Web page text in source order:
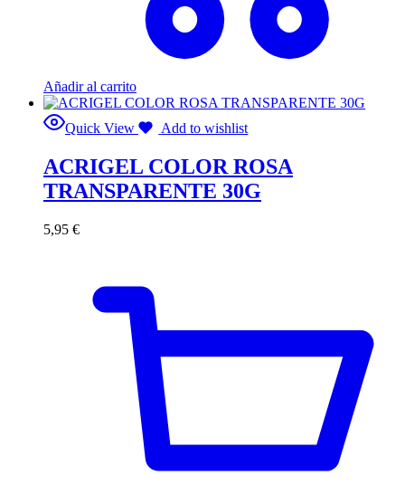
Añadir al carrito
Quick View Add to wishlist
ACRIGEL COLOR ROSA
TRANSPARENTE 30G
5,95 €